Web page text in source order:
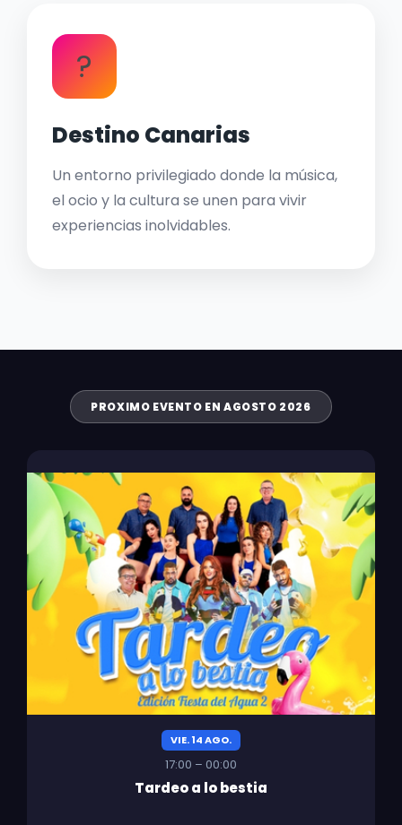
?
Destino Canarias
Un entorno privilegiado donde la música,
el ocio y la cultura se unen para vivir
experiencias inolvidables.
PROXIMO EVENTO EN AGOSTO 2026
VIE. 14 AGO.
17:00 – 00:00
Tardeo a lo bestia